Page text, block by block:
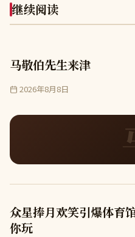
继续阅读
马敬伯先生来津
2026年8月8日
众星捧月欢笑引爆体育
你玩